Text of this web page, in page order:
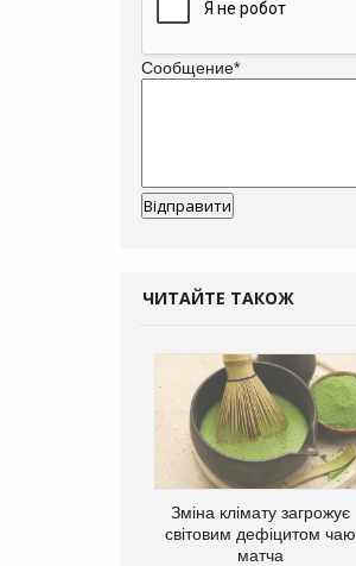
Сообщение*
ЧИТАЙТЕ ТАКОЖ
Зміна клімату загрожує
світовим дефіцитом чаю
матча